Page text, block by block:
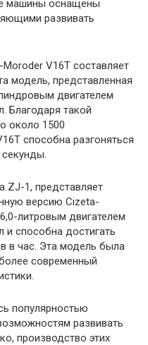
машины оснащены
развивать
V16T составляет
модель, представленная
двигателем
Благодаря такой
около 1500
способна разгоняться
ZJ-1, представляет
версию Cizeta-
литровым двигателем
способна достигать
в час. Эта модель была
современный
популярностью
развивать
производство этих